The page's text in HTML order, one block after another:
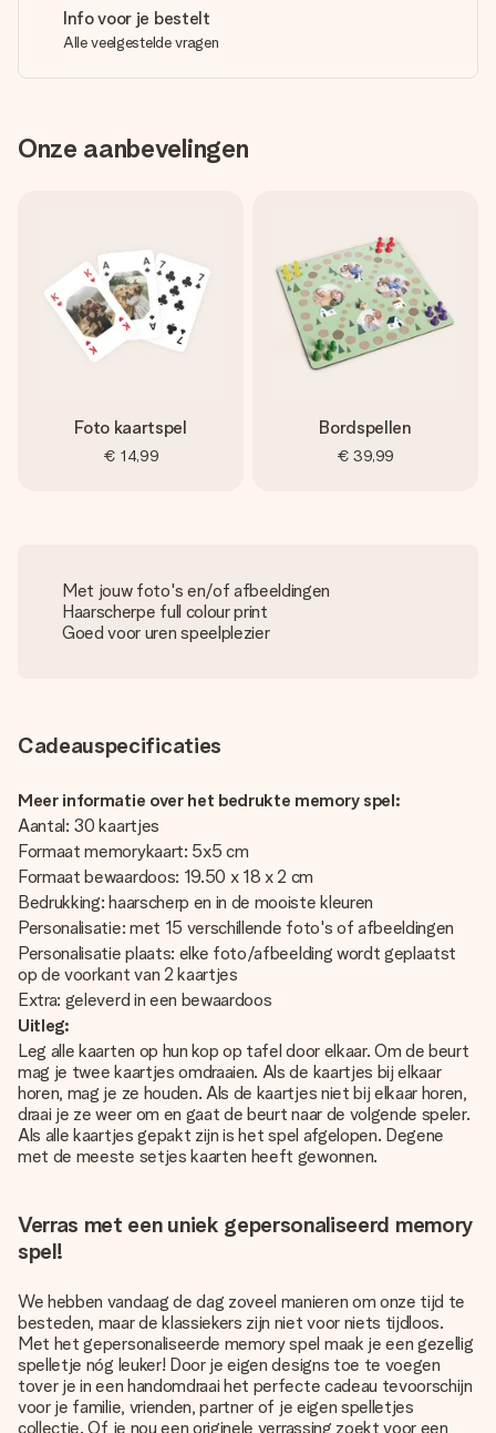
Info voor je bestelt
Alle veelgestelde vragen
Onze aanbevelingen
Foto kaartspel
€ 14,99
Bordspellen
€ 39,99
Met jouw foto's en/of afbeeldingen
Haarscherpe full colour print
Goed voor uren speelplezier
Cadeauspecificaties
Meer informatie over het bedrukte memory spel:
Aantal: 30 kaartjes
Formaat memorykaart: 5x5 cm
Formaat bewaardoos: 19.50 x 18 x 2 cm
Bedrukking: haarscherp en in de mooiste kleuren
Personalisatie: met 15 verschillende foto's of afbeeldingen
Personalisatie plaats: elke foto/afbeelding wordt geplaatst
op de voorkant van 2 kaartjes
Extra: geleverd in een bewaardoos
Uitleg:
Leg alle kaarten op hun kop op tafel door elkaar. Om de beurt
mag je twee kaartjes omdraaien. Als de kaartjes bij elkaar
horen, mag je ze houden. Als de kaartjes niet bij elkaar horen,
draai je ze weer om en gaat de beurt naar de volgende speler.
Als alle kaartjes gepakt zijn is het spel afgelopen. Degene
met de meeste setjes kaarten heeft gewonnen.
Verras met een uniek gepersonaliseerd memory
spel!
We hebben vandaag de dag zoveel manieren om onze tijd te
besteden, maar de klassiekers zijn niet voor niets tijdloos.
Met het gepersonaliseerde memory spel maak je een gezellig
spelletje nóg leuker! Door je eigen designs toe te voegen
tover je in een handomdraai het perfecte cadeau tevoorschijn
voor je familie, vrienden, partner of je eigen spelletjes
collectie. Of je nou een originele verrassing zoekt voor een